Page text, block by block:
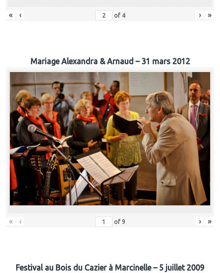
« ‹ of 4 › »
Mariage Alexandra & Arnaud – 31 mars 2012
« ‹ of 9 › »
Festival au Bois du Cazier à Marcinelle – 5 juillet 2009